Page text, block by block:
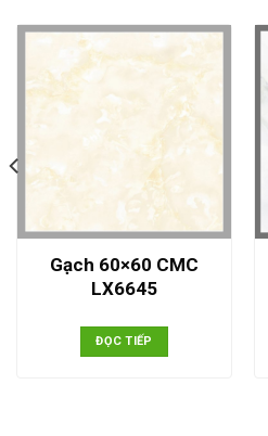
Gạch 60×60 CMC
LX6645
ĐỌC TIẾP